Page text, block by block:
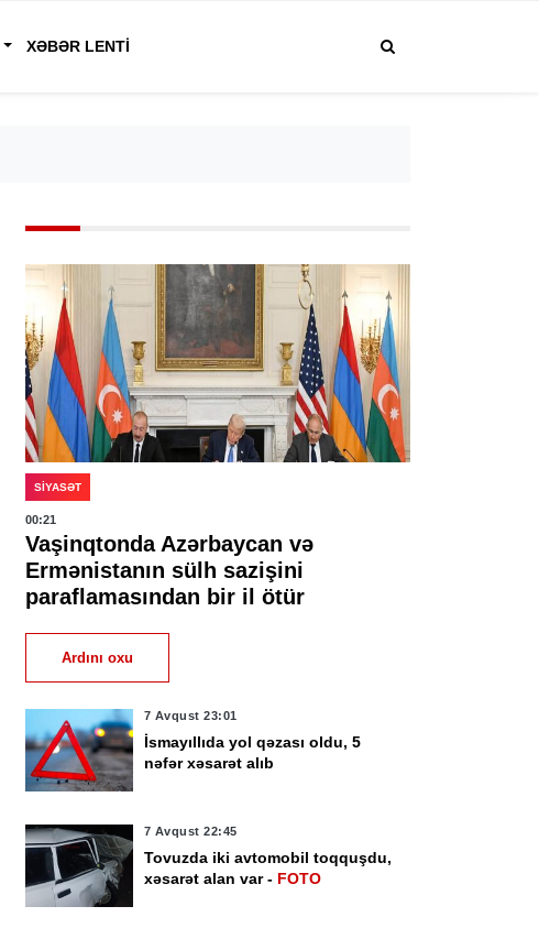
XƏBƏR LENTI
SIYASƏT
00:21
Vaşinqtonda Azərbaycan və
Ermənistanın sülh sazişini
paraflamasından bir il ötür
Ardını oxu
7 Avqust 23:01
İsmayıllıda yol qəzası oldu, 5
nəfər xəsarət alıb
7 Avqust 22:45
Tovuzda iki avtomobil toqquşdu,
xəsarət alan var - FOTO